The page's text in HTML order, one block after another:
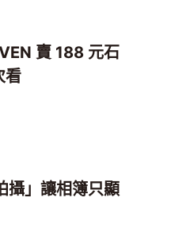
賣 188 元石
看
攝」讓相簿只顯